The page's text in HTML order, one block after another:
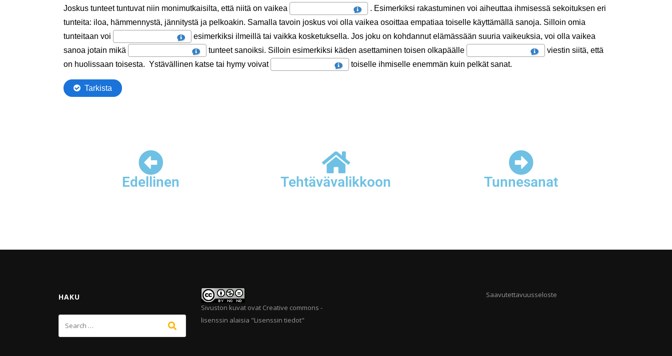
Edellinen Tehtävävalikkoon Tunnesanat
HAKU
Sivuston kuvat ovat Creative commons -
lisenssin alaisia "Lisenssin tiedot"
Saavutettavuusseloste